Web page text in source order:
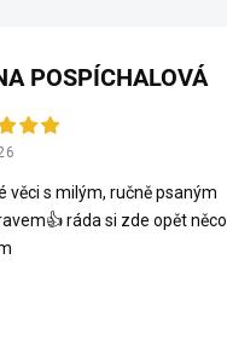
POSPÍCHALOVÁ
věci s milým, ručně psaným
ráda si zde opět něco